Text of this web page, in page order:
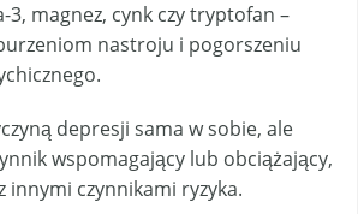
3, magnez, cynk czy tryptofan –
nastroju i pogorszeniu
depresji sama w sobie, ale
wspomagający lub obciążający,
innymi czynnikami ryzyka.